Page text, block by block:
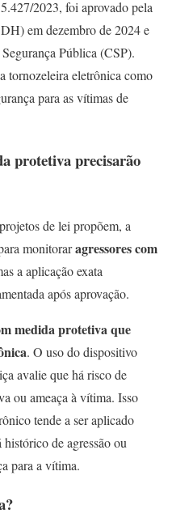
2023, foi aprovado pela
em dezembro de 2024 e
Pública (CSP).
tornozeleira eletrônica como
para as vítimas de
protetiva precisarão
de lei propõem, a
monitoraragressores com
a aplicação exata
após aprovação.
medida protetiva que
. O uso do dispositivo
avalie que há risco de
ou ameaça à vítima. Isso
tende a ser aplicado
de agressão ou
para a vítima.